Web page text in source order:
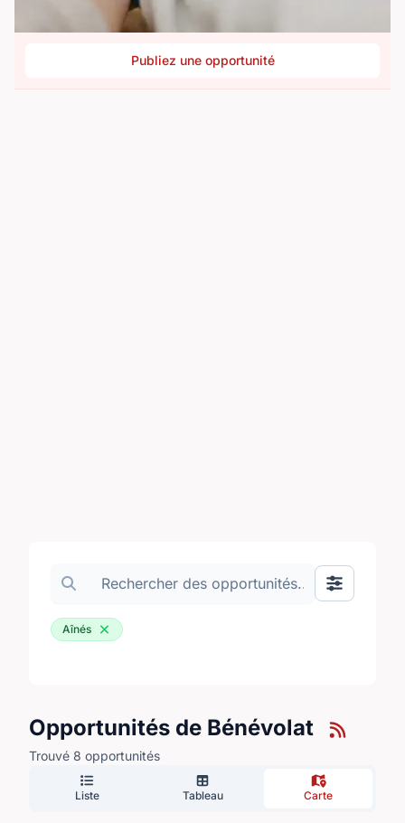
Publiez une opportunité
Search volunteer opportunities
Basculer
Aînés
Opportunités de Bénévolat
Trouvé 8 opportunités
Liste Tableau Carte